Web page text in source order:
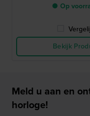
● Op
Bekijk
Meld u aan en
horloge!